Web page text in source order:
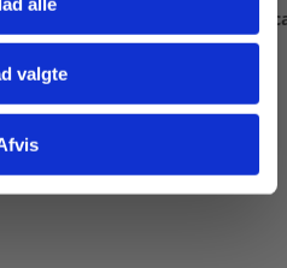
valgte
film
Jóvenes en
99,00 KR.